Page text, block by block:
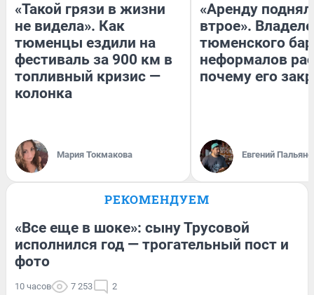
«Такой грязи в жизни
не видела». Как
тюменцы ездили на
фестиваль за 900 км в
топливный кризис —
колонка
Мария Токмакова
«Аренду
втрое».
тюменского
неформалов
почему его
Евгений
РЕКОМЕНДУЕМ
«Все еще в шоке»: сыну Трусовой
исполнился год — трогательный пост и
фото
10 часов 7 253 2